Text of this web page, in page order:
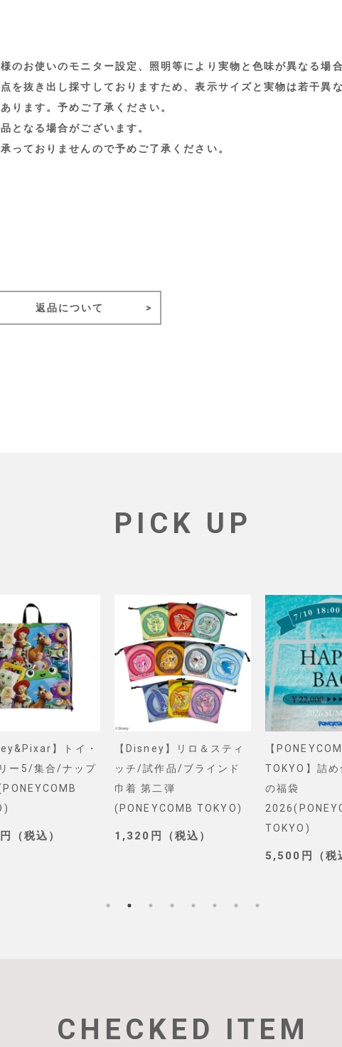
のお使いのモニター設定、照明等により実物と色味が異なる場
を抜き出し採寸しておりますため、表示サイズと実物は若干異
ります。予めご了承ください。
となる場合がございます。
っておりませんので予めご了承ください。
返品について
PICK UP
】トイ・
ー5/集合/ナップ
（税込）
【Disney】リロ＆スティ
ッチ/試作品/ブラインド
巾着 第二弾
(PONEYCOMB TOKYO)
1,320円（税込）
【
TOKYO】詰め
の福袋
TOKYO)
5,500円（税
CHECKED ITEM